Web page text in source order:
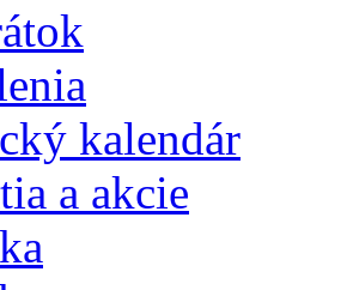
kalendár
a akcie